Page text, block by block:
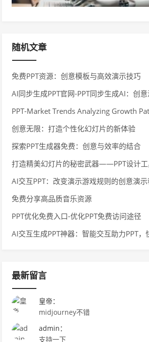
随机文章
免费PPT资源：创意模板与高效演示技巧
AI同步生成PPT官网-PPT同步生成AI：创
PPT-Market Trends Analyzing Growth
tunities
创意无限：打造个性化幻灯片的新体验
探索PPT生成器免费：创意与效率的结合
打造精美幻灯片的秘密武器——PPT设计
AI交互PPT：改变演示游戏规则的创意演
免费分享高品质音乐资源
PPT优化免费入口-优化PPT免费访问途径
AI交互生成PPT神器：智能交互助力PPT
最新留言
皇帝：
midjourney不错
admin：
支持一下